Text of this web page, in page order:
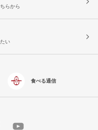
らから
い
食べる通信